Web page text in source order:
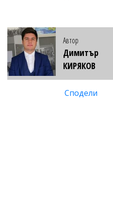
Автор
Димитър
КИРЯКОВ
Сподели